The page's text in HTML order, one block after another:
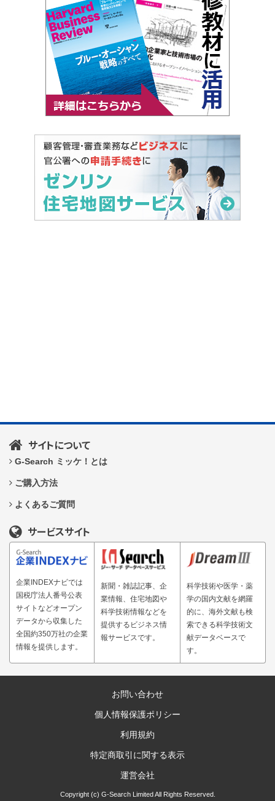
サイトについて
G-Search ミッケ！とは
ご購入方法
よくあるご質問
サービスサイト
企業INDEXナビでは
国税庁法人番号公表
サイトなどオープン
データから収集した
全国約350万社の企業
情報を提供します。
新聞・雑誌記事、企
業情報、住宅地図や
科学技術情報などを
提供するビジネス情
報サービスです。
科学技術や医学・薬
学の国内文献を網羅
的に、海外文献も検
索できる科学技術文
献データベースで
す。
お問い合わせ
個人情報保護ポリシー
利用規約
特定商取引に関する表示
運営会社
Copyright (c) G-Search Limited All Rights Reserved.